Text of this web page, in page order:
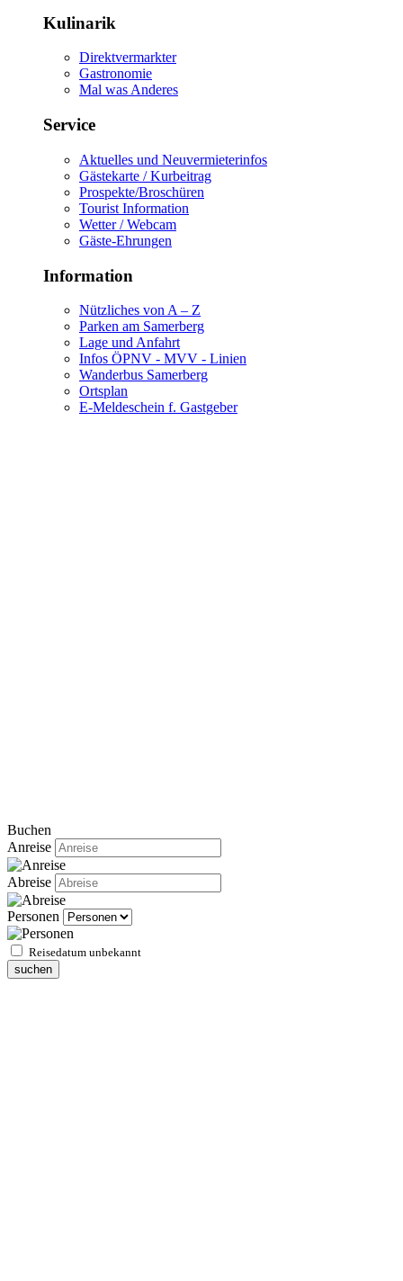
Kulinarik
Direktvermarkter
Gastronomie
Mal was Anderes
Service
Aktuelles und Neuvermieterinfos
Gästekarte / Kurbeitrag
Prospekte/Broschüren
Tourist Information
Wetter / Webcam
Gäste-Ehrungen
Information
Nützliches von A – Z
Parken am Samerberg
Lage und Anfahrt
Infos ÖPNV - MVV - Linien
Wanderbus Samerberg
Ortsplan
E-Meldeschein f. Gastgeber
Buchen
Anreise
Abreise
Personen
Reisedatum unbekannt
suchen